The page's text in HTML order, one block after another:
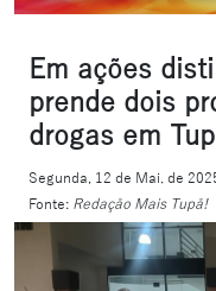
Em ações
prende dois
drogas em
Segunda, 12 de Mai. de
Fonte: Redação Mais Tupã!